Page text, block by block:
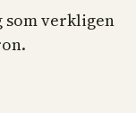
som verkligen